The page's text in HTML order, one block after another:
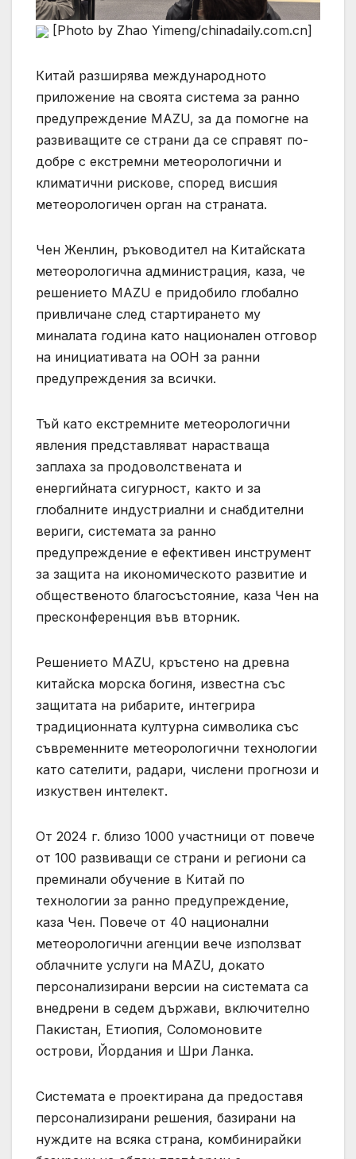
[Photo by Zhao Yimeng/chinadaily.com.cn]
Китай разширява международното
приложение на своята система за ранно
предупреждение MAZU, за да помогне на
развиващите се страни да се справят по-
добре с екстремни метеорологични и
климатични рискове, според висшия
метеорологичен орган на страната.
Чен Женлин, ръководител на Китайската
метеорологична администрация, каза, че
решението MAZU е придобило глобално
привличане след стартирането му
миналата година като национален отговор
на инициативата на ООН за ранни
предупреждения за всички.
Тъй като екстремните метеорологични
явления представляват нарастваща
заплаха за продоволствената и
енергийната сигурност, както и за
глобалните индустриални и снабдителни
вериги, системата за ранно
предупреждение е ефективен инструмент
за защита на икономическото развитие и
общественото благосъстояние, каза Чен на
пресконференция във вторник.
Решението MAZU, кръстено на древна
китайска морска богиня, известна със
защитата на рибарите, интегрира
традиционната културна символика със
съвременните метеорологични технологии
като сателити, радари, числени прогнози и
изкуствен интелект.
От 2024 г. близо 1000 участници от повече
от 100 развиващи се страни и региони са
преминали обучение в Китай по
технологии за ранно предупреждение,
каза Чен. Повече от 40 национални
метеорологични агенции вече използват
облачните услуги на MAZU, докато
персонализирани версии на системата са
внедрени в седем държави, включително
Пакистан, Етиопия, Соломоновите
острови, Йордания и Шри Ланка.
Системата е проектирана да предоставя
персонализирани решения, базирани на
нуждите на всяка страна, комбинирайки